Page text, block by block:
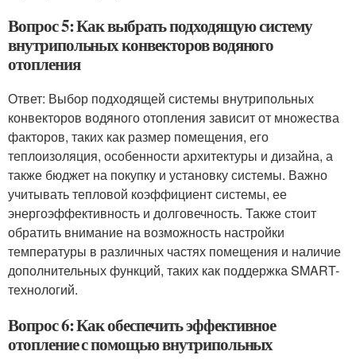
Вопрос 5: Как выбрать подходящую систему
внутрипольных конвекторов водяного
отопления
Ответ: Выбор подходящей системы внутрипольных
конвекторов водяного отопления зависит от множества
факторов, таких как размер помещения, его
теплоизоляция, особенности архитектуры и дизайна, а
также бюджет на покупку и установку системы. Важно
учитывать тепловой коэффициент системы, ее
энергоэффективность и долговечность. Также стоит
обратить внимание на возможность настройки
температуры в различных частях помещения и наличие
дополнительных функций, таких как поддержка SMART-
технологий.
Вопрос 6: Как обеспечить эффективное
отопление с помощью внутрипольных